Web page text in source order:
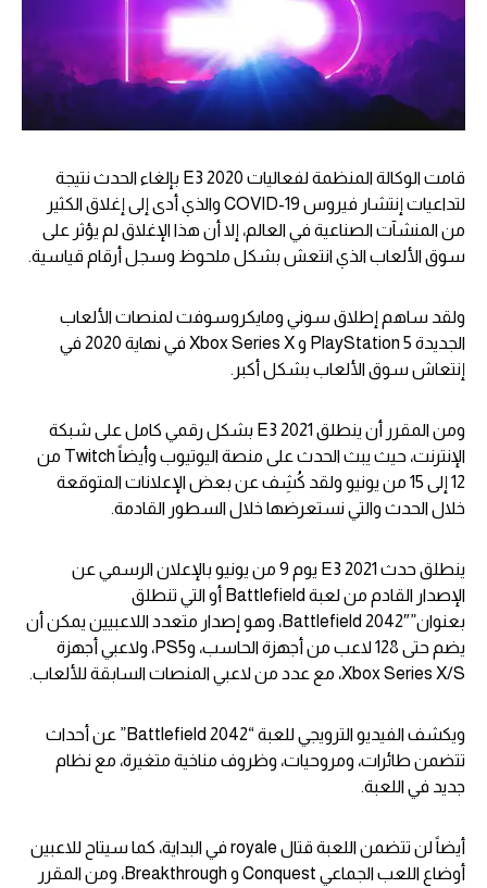
قامت الوكالة المنظمة لفعاليات E3 2020 بإلغاء الحدث نتيجة
لتداعيات إنتشار فيروس COVID-19 والذي أدى إلى إغلاق الكثير
من المنشآت الصناعية في العالم، إلا أن هذا الإغلاق لم يؤثر على
سوق الألعاب الذي انتعش بشكل ملحوظ وسجل أرقام قياسية.
ولقد ساهم إطلاق سوني ومايكروسوفت لمنصات الألعاب
الجديدة PlayStation 5 و Xbox Series X في نهاية 2020 في
إنتعاش سوق الألعاب بشكل أكبر.
ومن المقرر أن ينطلق E3 2021 بشكل رقمي كامل على شبكة
الإنترنت، حيث يبث الحدث على منصة اليوتيوب وأيضاً Twitch من
12 إلى 15 من يونيو ولقد كُشِف عن بعض الإعلانات المتوقعة
خلال الحدث والتي نستعرضها خلال السطور القادمة.
ينطلق حدث E3 2021 يوم 9 من يونيو بالإعلان الرسمي عن
الإصدار القادم من لعبة Battlefield أو التي تنطلق
بعنوان”Battlefield 2042″، وهو إصدار متعدد اللاعبيين يمكن أن
يضم حتى 128 لاعب من أجهزة الحاسب، وPS5، ولاعبي أجهزة
Xbox Series X/S، مع عدد من لاعبي المنصات السابقة للألعاب.
ويكشف الفيديو الترويجي للعبة “Battlefield 2042” عن أحداث
تتضمن طائرات، ومروحيات، وظروف مناخية متغيرة، مع نظام
جديد في اللعبة.
أيضاً لن تتضمن اللعبة قتال royale في البداية، كما سيتاح للاعبين
أوضاع اللعب الجماعي Conquest و Breakthrough، ومن المقرر